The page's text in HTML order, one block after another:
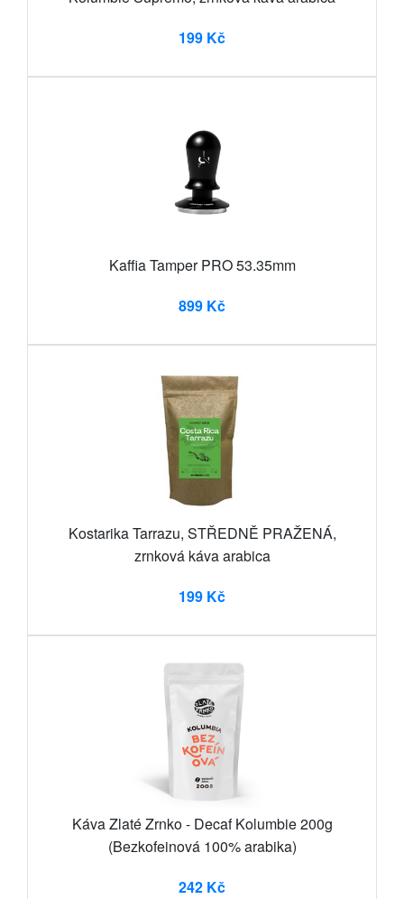
199 Kč
Kaffia Tamper PRO 53.35mm
899 Kč
Kostarika Tarrazu, STŘEDNĚ PRAŽENÁ,
zrnková káva arabica
199 Kč
Káva Zlaté Zrnko - Decaf Kolumbie 200g
(Bezkofeinová 100% arabika)
242 Kč